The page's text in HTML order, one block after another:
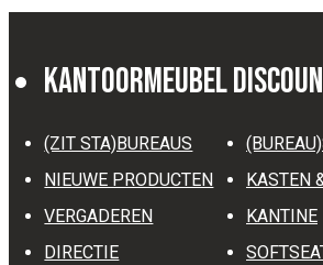
Kantoormeubel
(ZIT STA)BUREAUS
NIEUWE PRODUCTEN
KASTEN
VERGADEREN
KANTINE
DIRECTIE